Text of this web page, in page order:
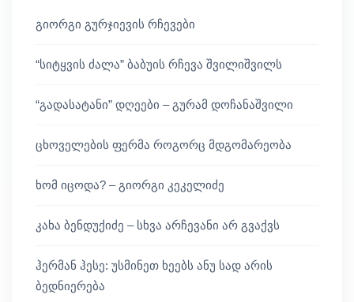
გიორგი გურჯიევის რჩევები
“სიტყვის ძალა” ბაბუის რჩევა შვილიშვილს
“გადასატანი” დღეები – გურამ დოჩანაშვილი
ცხოველების ფერმა როგორც მდგომარეობა
ხომ იცოდა? – გიორგი კეკელიძე
კახა ბენდუქიძე – სხვა არჩევანი არ გვაქვს
ჰერმან ჰესე: უსმინეთ ხეებს ანუ სად არის
ბედნიერება